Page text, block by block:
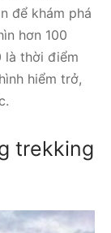
để khám phá
hơn 100
là thời điểm
hiểm trở,
trekking